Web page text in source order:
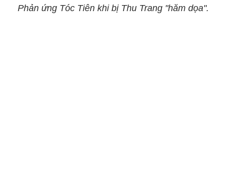
Phản ứng Tóc Tiên khi bị Thu Trang "hăm dọa".